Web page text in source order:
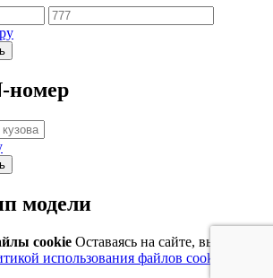
номер
модели
cookie Оставаясь на сайте, вы
использования файлов cookie